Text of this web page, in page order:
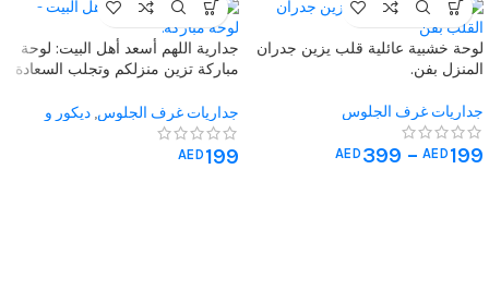
لوحة خشبية عائلية قلب يزين جدران
المنزل بفن.
جداريات غرف الجلوس
AED 199
–
AED 399
جدارية اللهم أسعد أهل البيت: لوحة
مباركة تزين منزلكم وتجلب السعادة
جداريات غرف الجلوس, ديكور و
جداريات اسلامية
AED 199